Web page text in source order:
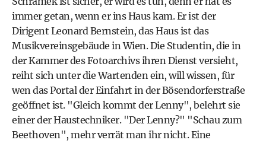
immer getan, wenn er ins Haus kam. Er ist der
Dirigent Leonard Bernstein, das Haus ist das
Musikvereinsgebäude in Wien. Die Studentin, die in
der Kammer des Fotoarchivs ihren Dienst versieht,
reiht sich unter die Wartenden ein, will wissen, für
wen das Portal der Einfahrt in der Bösendorferstraße
geöffnet ist. "Gleich kommt der Lenny", belehrt sie
einer der Haustechniker. "Der Lenny?" "Schau zum
Beethoven", mehr verrät man ihr nicht. Eine